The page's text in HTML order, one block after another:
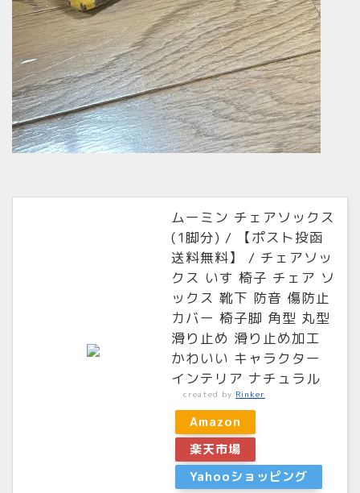
ムーミン チェアソックス
(1脚分) / 【ポスト投函
送料無料】 / チェアソッ
クス いす 椅子 チェア ソ
ックス 靴下 防音 傷防止
カバー 椅子脚 角型 丸型
滑り止め 滑り止め加工
かわいい キャラクター
インテリア ナチュラル
created by Rinker
Amazon
楽天市場
Yahooショッピング